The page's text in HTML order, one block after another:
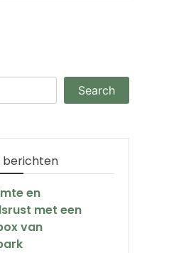
berichten
en
met een
van